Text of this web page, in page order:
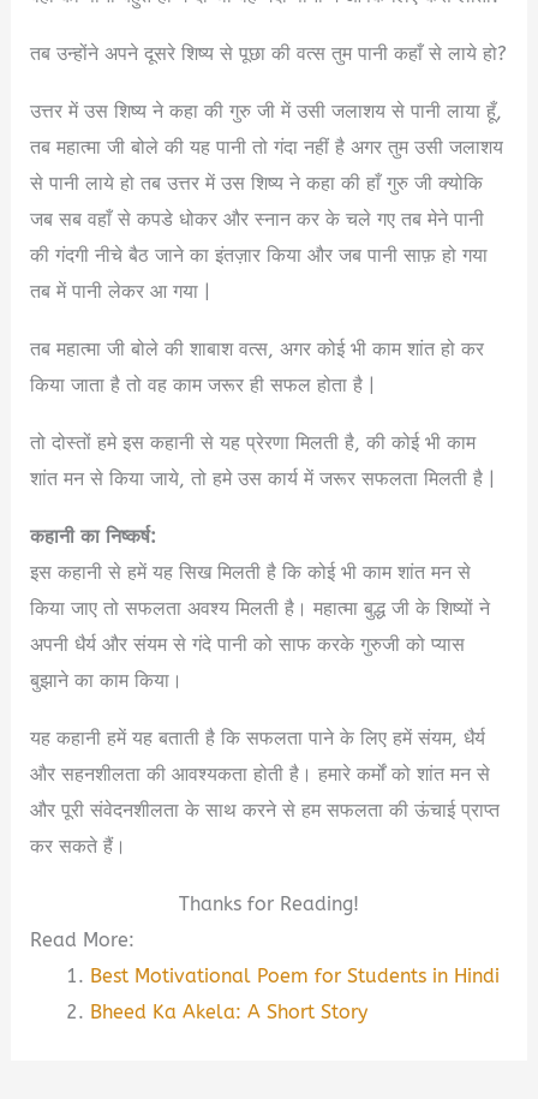
तब उन्होंने अपने दूसरे शिष्य से पूछा की वत्स तुम पानी कहाँ से लाये हो?
उत्तर में उस शिष्य ने कहा की गुरु जी में उसी जलाशय से पानी लाया हूँ,
तब महात्मा जी बोले की यह पानी तो गंदा नहीं है अगर तुम उसी जलाशय
से पानी लाये हो तब उत्तर में उस शिष्य ने कहा की हाँ गुरु जी क्योकि
जब सब वहाँ से कपडे धोकर और स्नान कर के चले गए तब मेने पानी
की गंदगी नीचे बैठ जाने का इंतज़ार किया और जब पानी साफ़ हो गया
तब में पानी लेकर आ गया |
तब महात्मा जी बोले की शाबाश वत्स, अगर कोई भी काम शांत हो कर
किया जाता है तो वह काम जरूर ही सफल होता है |
तो दोस्तों हमे इस कहानी से यह प्रेरणा मिलती है, की कोई भी काम
शांत मन से किया जाये, तो हमे उस कार्य में जरूर सफलता मिलती है |
कहानी का निष्कर्ष:
इस कहानी से हमें यह सिख मिलती है कि कोई भी काम शांत मन से
किया जाए तो सफलता अवश्य मिलती है। महात्मा बुद्ध जी के शिष्यों ने
अपनी धैर्य और संयम से गंदे पानी को साफ करके गुरुजी को प्यास
बुझाने का काम किया।
यह कहानी हमें यह बताती है कि सफलता पाने के लिए हमें संयम, धैर्य
और सहनशीलता की आवश्यकता होती है। हमारे कर्मों को शांत मन से
और पूरी संवेदनशीलता के साथ करने से हम सफलता की ऊंचाई प्राप्त
कर सकते हैं।
Thanks for Reading!
Read More:
Best Motivational Poem for Students in Hindi
Bheed Ka Akela: A Short Story